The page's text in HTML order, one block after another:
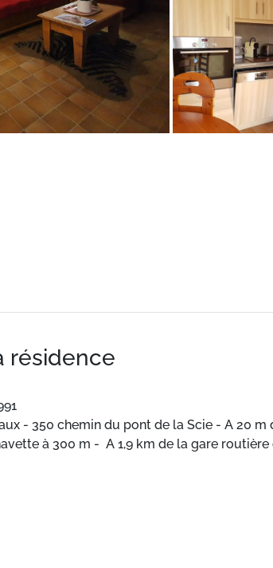
résidence
- 350 chemin du pont de la Scie - A 20
à 300 m - A 1,9 km de la gare